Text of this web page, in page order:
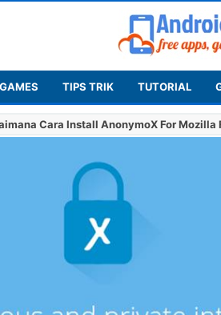
GAMES TIPS TRIK TUTORIAL
Cara Install AnonymoX For Mozilla